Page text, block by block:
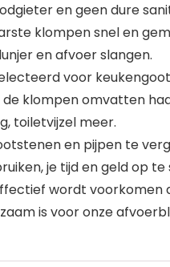
en geen dure
klompen snel en
en afvoer slangen.
voor
klompen omvatten
toiletvijzel meer.
en pijpen te
je tijd en geld op te
wordt voorkomen
is voor onze